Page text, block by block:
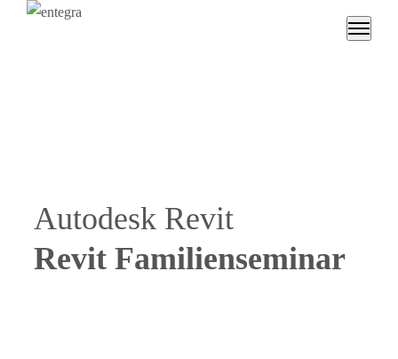
Autodesk Revit
Revit Familienseminar